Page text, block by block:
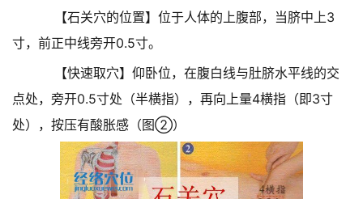
【石关穴的位置】位于人体的上腹部，当脐中上3
寸，前正中线旁开0.5寸。
【快速取穴】仰卧位，在腹白线与肚脐水平线的交
点处，旁开0.5寸处（半横指），再向上量4横指（即3寸
处），按压有酸胀感（图②）